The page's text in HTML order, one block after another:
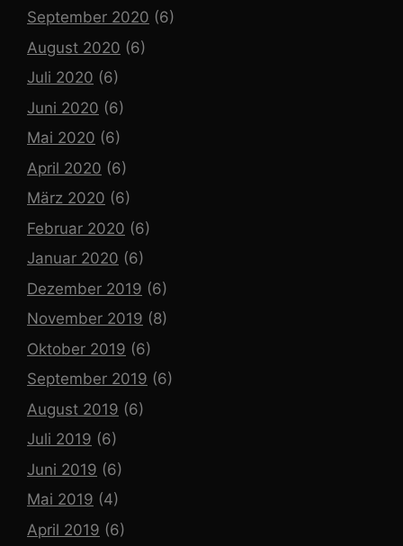
September 2020 (6)
August 2020 (6)
Juli 2020 (6)
Juni 2020 (6)
Mai 2020 (6)
April 2020 (6)
März 2020 (6)
Februar 2020 (6)
Januar 2020 (6)
Dezember 2019 (6)
November 2019 (8)
Oktober 2019 (6)
September 2019 (6)
August 2019 (6)
Juli 2019 (6)
Juni 2019 (6)
Mai 2019 (4)
April 2019 (6)